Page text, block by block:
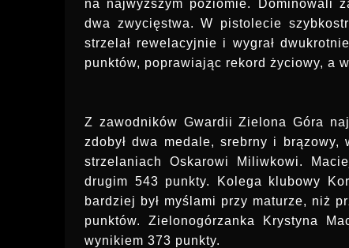
na najwyższym poziomie. Dominowali
dwa zwycięstwa. W pistolecie
strzelał rewelacyjnie i wygrał
punktów, poprawiając rekord życiowy, a
Z zawodników Gwardii Zielona Góra
zdobył dwa medale, srebrny i
strzelaniach Oskarowi Miliwkowi.
drugim 543 punkty. Kolega klubowy
bardziej był myślami przy maturze, niż
punktów. Zielonogórzanka Krystyna
wynikiem 373 punkty.